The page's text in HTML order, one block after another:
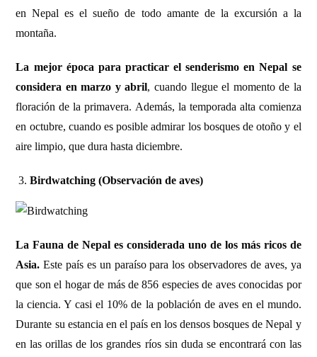
en Nepal es el sueño de todo amante de la excursión a la
montaña.
La mejor época para practicar el senderismo en Nepal se
considera en marzo y abril, cuando llegue el momento de la
floración de la primavera. Además, la temporada alta comienza
en octubre, cuando es posible admirar los bosques de otoño y el
aire limpio, que dura hasta diciembre.
Birdwatching (Observación de aves)
La Fauna de Nepal es considerada uno de los más ricos de
Asia. Este país es un paraíso para los observadores de aves, ya
que son el hogar de más de 856 especies de aves conocidas por
la ciencia. Y casi el 10% de la población de aves en el mundo.
Durante su estancia en el país en los densos bosques de Nepal y
en las orillas de los grandes ríos sin duda se encontrará con las